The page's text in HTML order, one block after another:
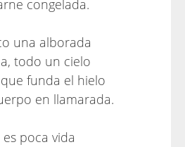
congelada.
una alborada
todo un cielo
funda el hielo
en llamarada.
poca vida